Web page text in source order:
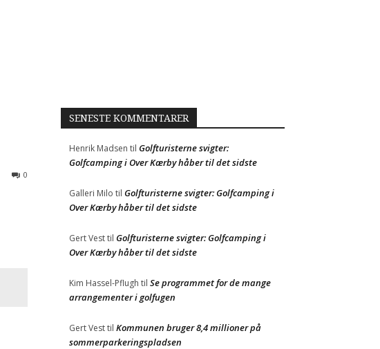
0
SENESTE KOMMENTARER
Henrik Madsen til Golfturisterne svigter:
Golfcamping i Over Kærby håber til det sidste
Galleri Milo til Golfturisterne svigter: Golfcamping i
Over Kærby håber til det sidste
Gert Vesttil Golfturisterne svigter: Golfcamping i
Over Kærby håber til det sidste
Kim Hassel-Pflugh til Se programmet for de mange
arrangementer i golfugen
Gert Vesttil Kommunen bruger 8,4 millioner på
sommerparkeringspladsen